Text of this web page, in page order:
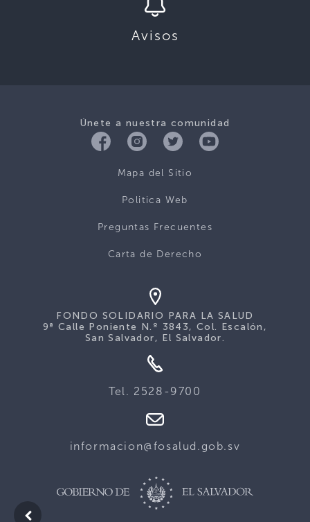
Avisos
Únete a nuestra comunidad
Mapa del Sitio
Politica Web
Preguntas Frecuentes
Carta de Derecho
FONDO SOLIDARIO PARA LA SALUD
9ª Calle Poniente N.º 3843, Col. Escalón,
San Salvador, El Salvador.
Tel. 2528-9700
informacion@fosalud.gob.sv